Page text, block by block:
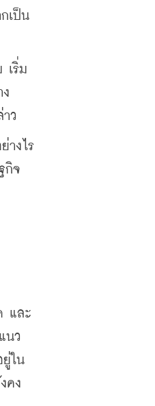
เป็น
เริ่ม
ว
างไร
กิจ
และ
นว
ยู่ใน
คง